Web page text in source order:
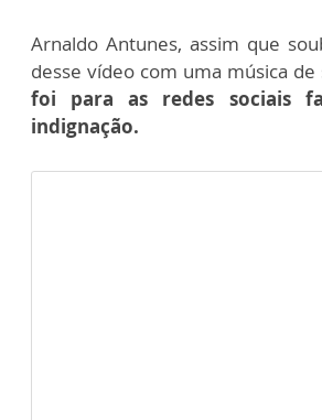
Arnaldo Antunes, assim que
desse vídeo com uma música
foi para as redes sociais
indignação.